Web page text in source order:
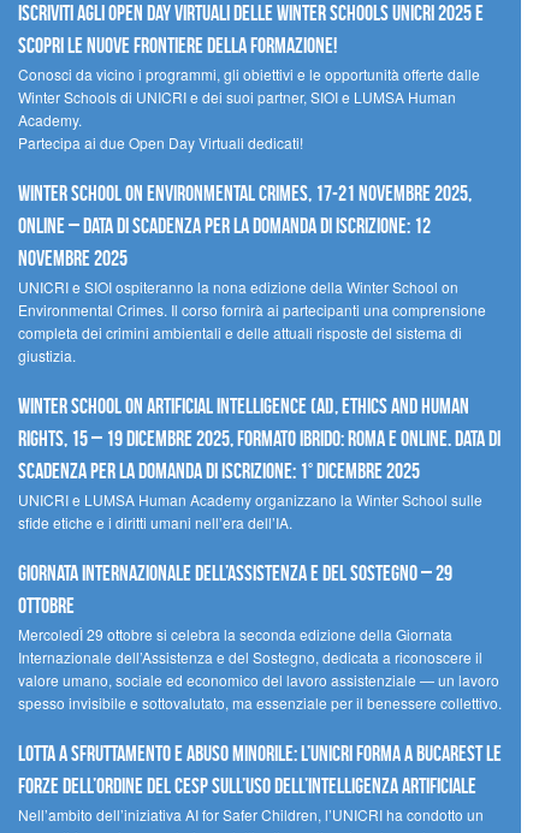
Iscriviti agli Open Day Virtuali delle Winter Schools UNICRI 2025 e
scopri le nuove frontiere della formazione!
Conosci da vicino i programmi, gli obiettivi e le opportunità offerte dalle
Winter Schools di UNICRI e dei suoi partner, SIOI e LUMSA Human
Academy.
Partecipa ai due Open Day Virtuali dedicati!
Winter School on Environmental Crimes, 17-21 novembre 2025,
Online – Data di scadenza per la domanda di iscrizione: 12
novembre 2025
UNICRI e SIOI ospiteranno la nona edizione della Winter School on
Environmental Crimes. Il corso fornirà ai partecipanti una comprensione
completa dei crimini ambientali e delle attuali risposte del sistema di
giustizia.
Winter School on Artificial Intelligence (AI), Ethics and Human
Rights, 15 – 19 dicembre 2025, Formato Ibrido: Roma e online. Data di
scadenza per la domanda di iscrizione: 1° dicembre 2025
UNICRI e LUMSA Human Academy organizzano la Winter School sulle
sfide etiche e i diritti umani nell’era dell’IA.
Giornata internazionale dell’assistenza e del sostegno – 29
ottobre
MercoledÌ 29 ottobre si celebra la seconda edizione della Giornata
Internazionale dell’Assistenza e del Sostegno, dedicata a riconoscere il
valore umano, sociale ed economico del lavoro assistenziale — un lavoro
spesso invisibile e sottovalutato, ma essenziale per il benessere collettivo.
Lotta a sfruttamento e abuso minorile: l’UNICRI forma a Bucarest le
forze dell’ordine del CESP sull’uso dell’Intelligenza Artificiale
Nell’ambito dell’iniziativa AI for Safer Children, l’UNICRI ha condotto un